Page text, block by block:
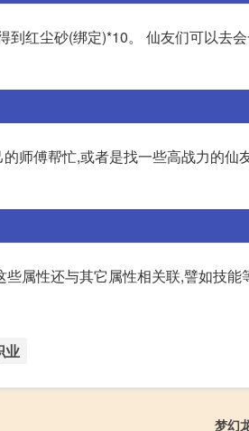
红尘砂(绑定)*10。 仙友们可以去
师傅帮忙,或者是找一些高战力的仙
属性还与其它属性相关联,譬如技能
业
梦幻